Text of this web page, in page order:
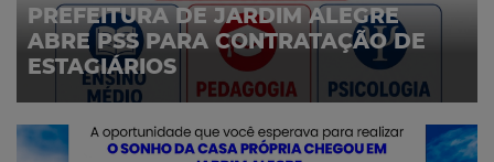
PREFEITURA DE JARDIM ALEGRE
ABRE PSS PARA CONTRATAÇÃO DE
ESTAGIÁRIOS